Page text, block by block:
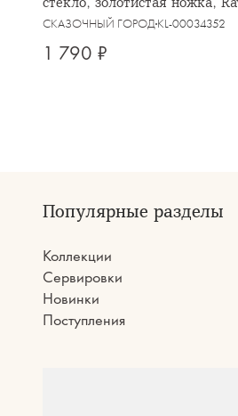
СКАЗОЧНЫЙ ГОРОДKL-00034352
1 790 ₽
Популярные разделы
Коллекции
Сервировки
Новинки
Поступления